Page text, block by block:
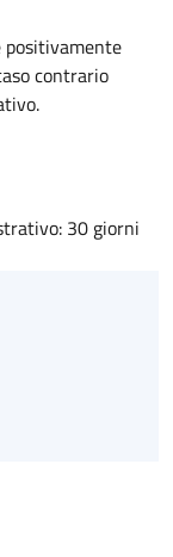
positivamente
contrario
30 giorni